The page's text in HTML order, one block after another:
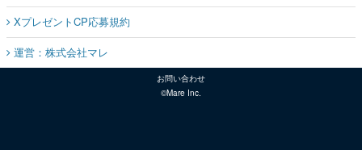
XプレゼントCP応募規約
運営：株式会社マレ
お問い合わせ
©Mare Inc.